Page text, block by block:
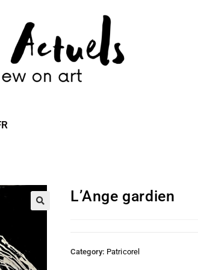
L’Ange gardien
Category: Patricorel